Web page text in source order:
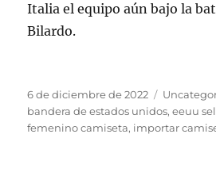
Italia el equipo aún bajo la
Bilardo.
Publicado
el
6 de diciembre de 2022
bandera de estados unidos,eeuu
femenino camiseta, importar